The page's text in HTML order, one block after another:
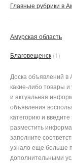
Главные рубрики в
Амурская область
Благовещенск (1)
Доска объявлений в
какие-либо товары
и актуальная
объявления
категорию и
разместить
заполните
узнало еще больше
дополнительными